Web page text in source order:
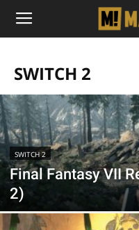
SWITCH 2
SWITCH 2
Final Fantasy VII
2)